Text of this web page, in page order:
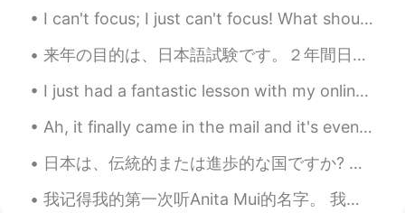
JackoAtassi 2019.11.21 03:01
ساحة القرية اشبه بحظيرة حيوانات
2019.11.21 00:42
AR DE
ساحة القرية أشبه بسوق يجتمع فيها كل من
أراد البيع والشراء، فهناك يتم بيع البقر والغنم
والخيل، وقد يأتي أناس من القرى المجاورة
来年の目的は、日本語試験です。２年間日本語を勉強し、６年間中国語を勉強しました。今、一年間日本に住んでいます。中国語を知ることは、日本語を読むのに役立ちます。僕の会話能力はまだ低いですが、JLP...
I just had a fantastic lesson with my online students who I’ve been teaching for over 6 months no...
Ah, it finally came in the mail and it's even bigger than I imagined~I'm glad! 🙉 How do you org...
日本は、伝統的または進歩的な国ですか? 西側諸国の多くの人々は日本がとても進歩的であると考えています。ここに一年間住んだ後、完全に同意しません。勿論、ヨーロッパと比較して、街の生活はとても便利で...
我记得我的第一次听Anita Mui的名字。 我跟我女朋友从江门回深圳我建议他收听Journey的叫Faithfully的歌。她听一下说她听过那首歌的粤语版说歌手不在世。 我平时很少听有名的西方...